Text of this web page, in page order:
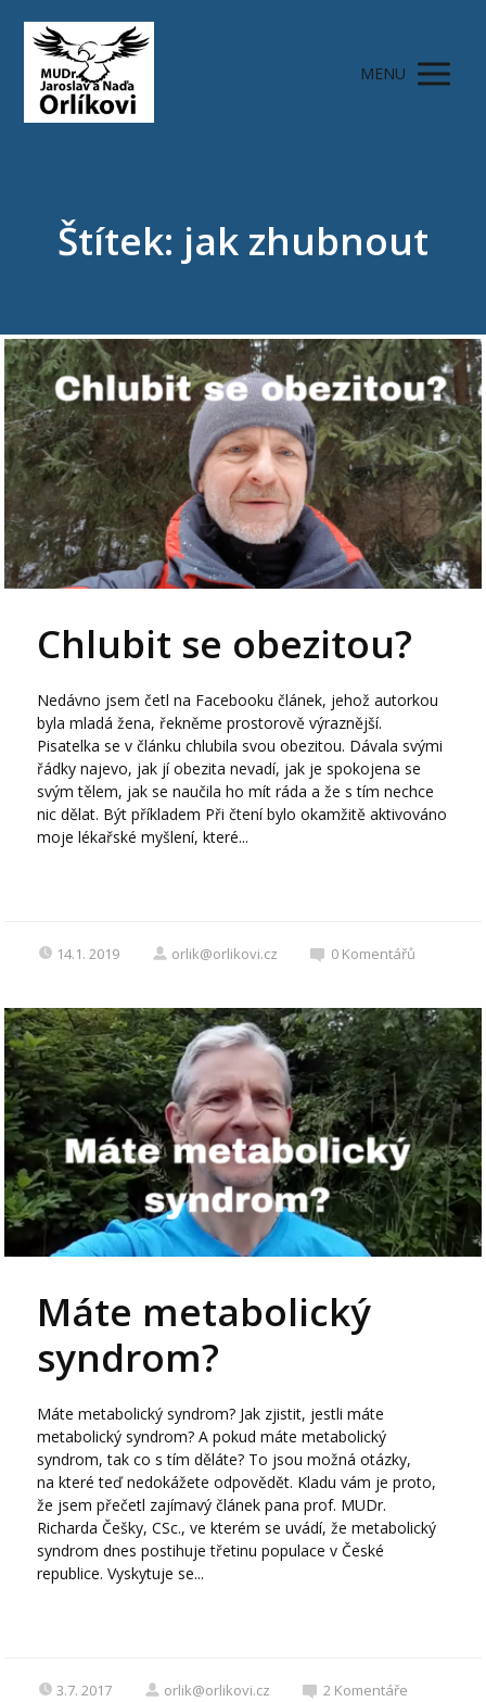
MENU
Štítek: jak zhubnout
Chlubit se obezitou?
Nedávno jsem četl na Facebooku článek, jehož autorkou
byla mladá žena, řekněme prostorově výraznější.
Pisatelka se v článku chlubila svou obezitou. Dávala svými
řádky najevo, jak jí obezita nevadí, jak je spokojena se
svým tělem, jak se naučila ho mít ráda a že s tím nechce
nic dělat. Být příkladem Při čtení bylo okamžitě aktivováno
moje lékařské myšlení, které...
14.1. 2019 orlik@orlikovi.cz 0 Komentářů
Máte metabolický
syndrom?
Máte metabolický syndrom? Jak zjistit, jestli máte
metabolický syndrom? A pokud máte metabolický
syndrom, tak co s tím děláte? To jsou možná otázky,
na které teď nedokážete odpovědět. Kladu vám je proto,
že jsem přečetl zajímavý článek pana prof. MUDr.
Richarda Češky, CSc., ve kterém se uvádí, že metabolický
syndrom dnes postihuje třetinu populace v České
republice. Vyskytuje se...
3.7. 2017 orlik@orlikovi.cz 2 Komentáře